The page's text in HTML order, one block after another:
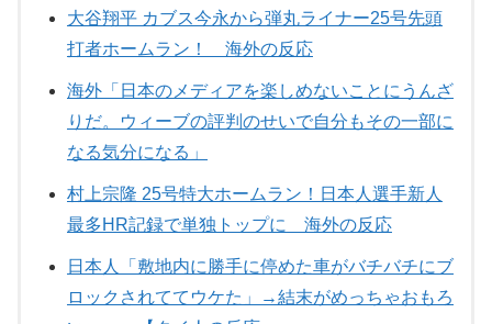
大谷翔平 カブス今永から弾丸ライナー25号先頭
打者ホームラン！ 海外の反応
海外「日本のメディアを楽しめないことにうんざ
りだ。ウィーブの評判のせいで自分もその一部に
なる気分になる」
村上宗隆 25号特大ホームラン！日本人選手新人
最多HR記録で単独トップに 海外の反応
日本人「敷地内に勝手に停めた車がバチバチにブ
ロックされててウケた」→結末がめっちゃおもろ